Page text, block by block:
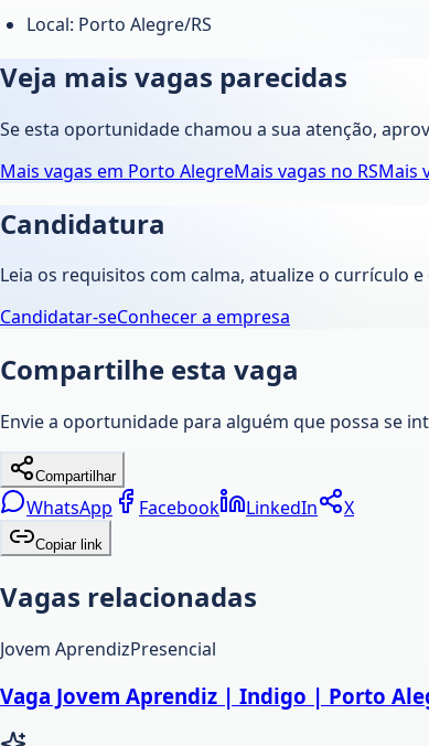
Local: Porto Alegre/RS
Veja mais vagas parecidas
Se esta oportunidade chamou a sua atenção,
Mais vagas em Porto AlegreMais vagas no RSMais
Candidatura
Leia os requisitos com calma, atualize o currículo
Candidatar-seConhecer a empresa
Compartilhe esta vaga
Envie a oportunidade para alguém que possa se
Compartilhar
WhatsApp Facebook LinkedIn X
Copiar link
Vagas relacionadas
Jovem AprendizPresencial
Vaga Jovem Aprendiz | Indigo | Porto